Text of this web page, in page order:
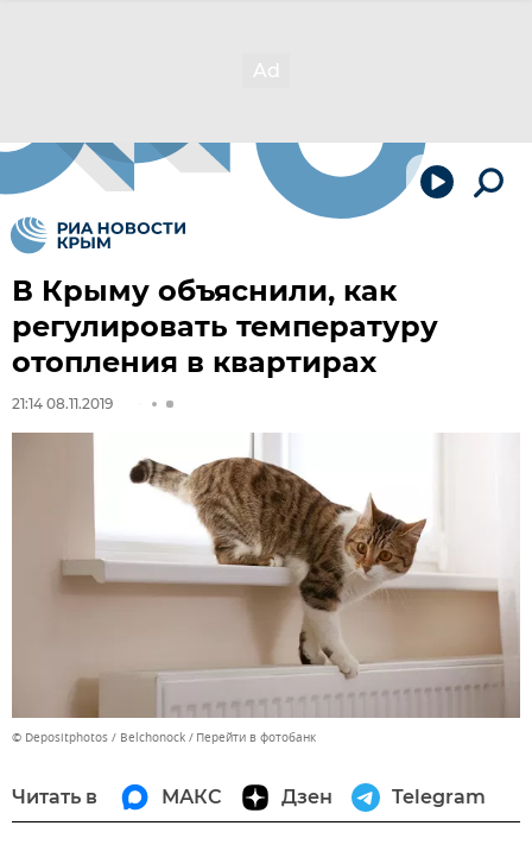
В Крыму объяснили, как
регулировать температуру
отопления в квартирах
21:14 08.11.2019
© Depositphotos / Belchonock Перейти в фотобанк
Читать в МАКС Дзен Telegram